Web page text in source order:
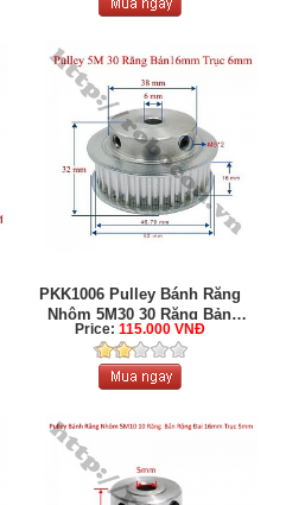
PKK1006 Pulley Bánh Răng
Nhôm 5M30 30 Răng Bản
Rộng ...
Price: 115.000 VNĐ